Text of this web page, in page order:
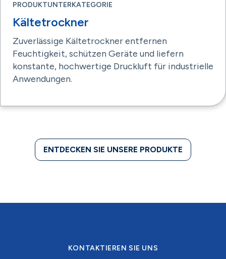
PRODUKTUNTERKATEGORIE
Kältetrockner
Zuverlässige Kältetrockner entfernen
Feuchtigkeit, schützen Geräte und liefern
konstante, hochwertige Druckluft für industrielle
Anwendungen.
ENTDECKEN SIE UNSERE PRODUKTE
KONTAKTIEREN SIE UNS